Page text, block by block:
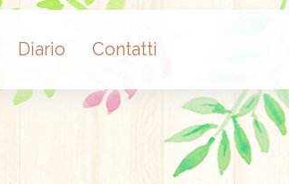
Diario Contatti